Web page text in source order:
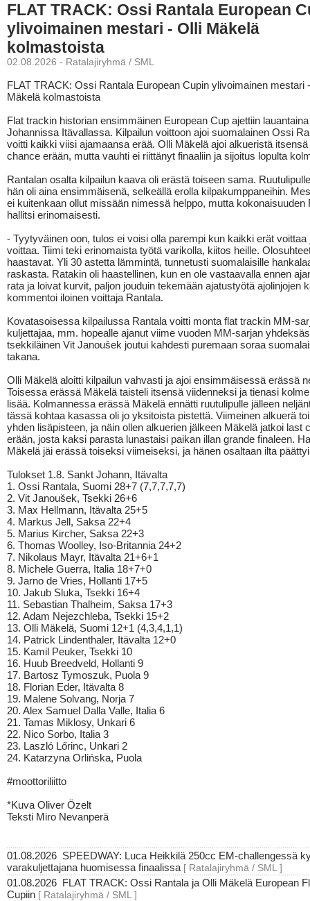
FLAT TRACK: Ossi Rantala European
ylivoimainen mestari - Olli Mäkelä
kolmastoista
02.08.2026 - Ratalajiryhmä / SML
FLAT TRACK: Ossi Rantala European Cupin ylivoimainen mestari
Mäkelä kolmastoista
Flat trackin historian ensimmäinen European Cup ajettiin
Johannissa Itävallassa. Kilpailun voittoon ajoi suomalainen Ossi
voitti kaikki viisi ajamaansa erää. Olli Mäkelä ajoi alkueristä
chance erään, mutta vauhti ei riittänyt finaaliin ja sijoitus lopulta
Rantalan osalta kilpailun kaava oli erästä toiseen sama.
hän oli aina ensimmäisenä, selkeällä erolla kilpakumppaneihin.
ei kuitenkaan ollut missään nimessä helppo, mutta kokonaisuuden
hallitsi erinomaisesti.
- Tyytyväinen oon, tulos ei voisi olla parempi kun kaikki erät voittaa
voittaa. Tiimi teki erinomaista työtä varikolla, kiitos heille.
haastavat. Yli 30 astetta lämmintä, tunnetusti suomalaisille
raskasta. Ratakin oli haastellinen, kun en ole vastaavalla ennen
rata ja loivat kurvit, paljon jouduin tekemään ajatustyötä ajolinjojen
kommentoi iloinen voittaja Rantala.
Kovatasoisessa kilpailussa Rantala voitti monta flat trackin MM-
kuljettajaa, mm. hopealle ajanut viime vuoden MM-sarjan yhdeksäs
tsekkiläinen Vit Janoušek joutui kahdesti puremaan soraa
takana.
Olli Mäkelä aloitti kilpailun vahvasti ja ajoi ensimmäisessä erässä
Toisessa erässä Mäkelä taisteli itsensä viidenneksi ja tienasi
lisää. Kolmannessa erässä Mäkelä ennätti ruutulipulle jälleen
tässä kohtaa kasassa oli jo yksitoista pistettä. Viimeinen alkuerä
yhden lisäpisteen, ja näin ollen alkuerien jälkeen Mäkelä jatkoi last
erään, josta kaksi parasta lunastaisi paikan illan grande finaleen.
Mäkelä jäi erässä toiseksi viimeiseksi, ja hänen osaltaan ilta
Tulokset 1.8. Sankt Johann, Itävalta
1. Ossi Rantala, Suomi 28+7 (7,7,7,7,7)
2. Vit Janoušek, Tsekki 26+6
3. Max Hellmann, Itävalta 25+5
4. Markus Jell, Saksa 22+4
5. Marius Kircher, Saksa 22+3
6. Thomas Woolley, Iso-Britannia 24+2
7. Nikolaus Mayr, Itävalta 21+6+1
8. Michele Guerra, Italia 18+7+0
9. Jarno de Vries, Hollanti 17+5
10. Jakub Sluka, Tsekki 16+4
11. Sebastian Thalheim, Saksa 17+3
12. Adam Nejezchleba, Tsekki 15+2
13. Olli Mäkelä, Suomi 12+1 (4,3,4,1,1)
14. Patrick Lindenthaler, Itävalta 12+0
15. Kamil Peuker, Tsekki 10
16. Huub Breedveld, Hollanti 9
17. Bartosz Tymoszuk, Puola 9
18. Florian Eder, Itävalta 8
19. Malene Solvang, Norja 7
20. Alex Samuel Dalla Valle, Italia 6
21. Tamas Miklosy, Unkari 6
22. Nico Sorbo, Italia 3
23. Laszló Lőrinc, Unkari 2
24. Katarzyna Orlińska, Puola
#moottoriliitto
*Kuva Oliver Özelt
Teksti Miro Nevanperä
01.08.2026 SPEEDWAY: Luca Heikkilä 250cc EM-challengessä
varakuljettajana huomisessa finaalissa [ Ratalajiryhmä / SML ]
01.08.2026 FLAT TRACK: Ossi Rantala ja Olli Mäkelä European
Cupiin [ Ratalajiryhmä / SML ]